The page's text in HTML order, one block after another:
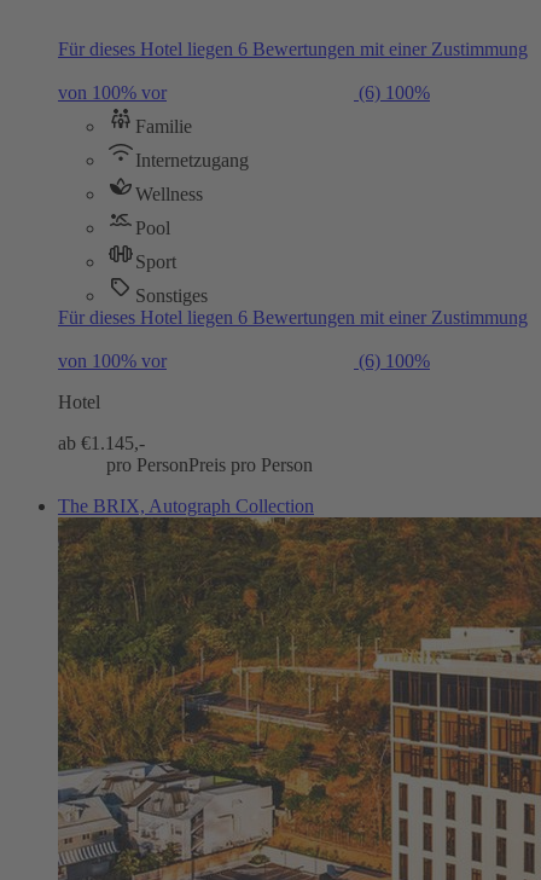
Für dieses Hotel liegen 6 Bewertungen mit einer Zustimmung
von 100% vor (6) 100%
Familie
Internetzugang
Wellness
Pool
Sport
Sonstiges
Für dieses Hotel liegen 6 Bewertungen mit einer Zustimmung
von 100% vor (6) 100%
Hotel
ab €1.145,-
pro PersonPreis pro Person
The BRIX, Autograph Collection